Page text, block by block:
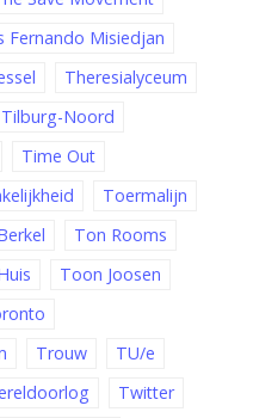
Fernando Misiedjan
Theresialyceum
Tilburg-Noord
Time Out
Toermalijn
Ton Rooms
Toon Joosen
Trouw
TU/e
Twitter